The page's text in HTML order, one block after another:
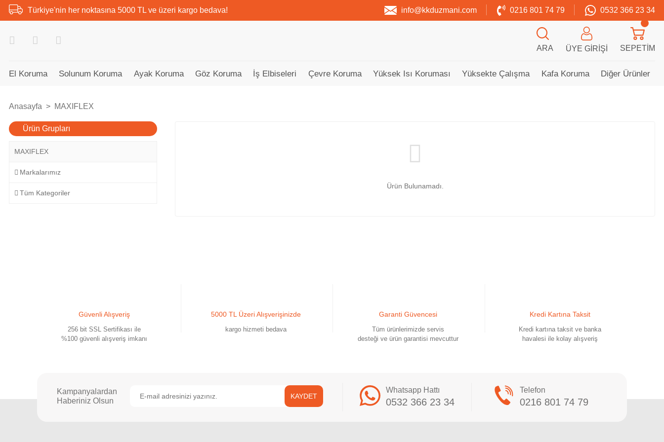
Türkiye'nin her noktasına 5000 TL ve üzeri kargo bedava! info@kkduzmani.com 0216 801 74 79 0532 366 23 34
ARA ÜYE GIRIŞI SEPETIM
El Koruma Solunum Koruma Ayak Koruma Göz Koruma İş Elbiseleri Çevre Koruma Yüksek Isı Koruması Yüksekte Çalışma Kafa Koruma Diğer Ürünler
Anasayfa MAXIFLEX
Ürün Grupları
MAXIFLEX
Markalarımız
Tüm Kategoriler
Ürün Bulunamadı.
Güvenli Alışveriş
256 bit SSL Sertifikası ile
%100 güvenli alışveriş imkanı
5000 TL Üzeri Alışverişinizde
kargo hizmeti bedava
Garanti Güvencesi
Tüm ürünlerimizde servis
desteği ve ürün garantisi mevcuttur
Kredi Kartına Taksit
Kredi kartına taksit ve banka
havalesi ile kolay alışveriş
Kampanyalardan
Haberiniz Olsun
KAYDET
Whatsapp Hattı
0532 366 23 34
Telefon
0216 801 74 79